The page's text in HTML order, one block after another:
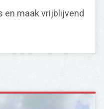
en maak vrijblijvend